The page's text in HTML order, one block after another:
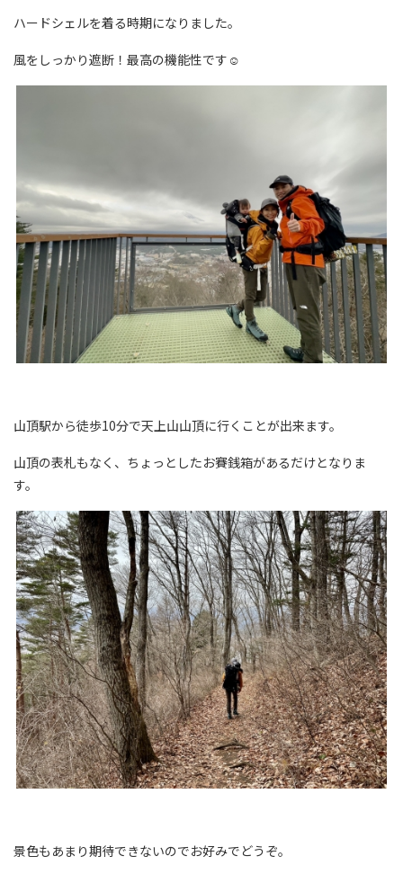
ハードシェルを着る時期になりました。
風をしっかり遮断！最高の機能性です☺
山頂駅から徒歩10分で天上山山頂に行くことが出来ます。
山頂の表札もなく、ちょっとしたお賽銭箱があるだけとなりま
す。
景色もあまり期待できないのでお好みでどうぞ。